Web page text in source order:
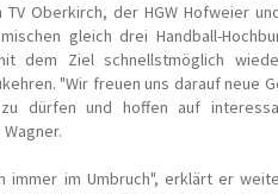
Oberkirch, der HGW Hofweier
gleich drei Handball-
dem Ziel schnellstmöglich
"Wir freuen uns darauf neue
dürfen und hoffen auf
immer im Umbruch", erklärt er